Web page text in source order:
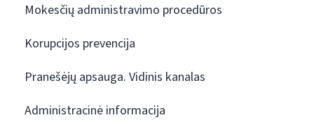
Mokesčių administravimo procedūros
Korupcijos prevencija
Pranešėjų apsauga. Vidinis kanalas
Administracinė informacija